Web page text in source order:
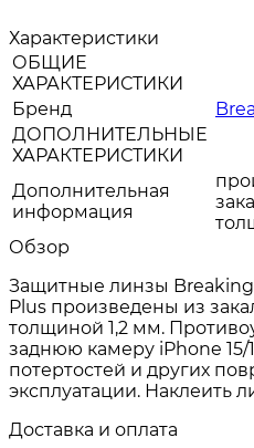
Характеристики
ОБЩИЕ
ХАРАКТЕРИСТИКИ
Бренд
ДОПОЛНИТЕЛЬНЫЕ
ХАРАКТЕРИСТИКИ
Дополнительная
информация
Обзор
Защитные линзы Breaking
Plus произведены из
толщиной 1,2 мм.
заднюю камеру iPhone 15/
потертостей и других
эксплуатации. Наклеить
Доставка и оплата